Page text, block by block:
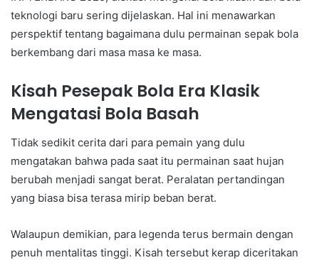
teknologi baru sering dijelaskan. Hal ini menawarkan
perspektif tentang bagaimana dulu permainan sepak bola
berkembang dari masa masa ke masa.
Kisah Pesepak Bola Era Klasik
Mengatasi Bola Basah
Tidak sedikit cerita dari para pemain yang dulu
mengatakan bahwa pada saat itu permainan saat hujan
berubah menjadi sangat berat. Peralatan pertandingan
yang biasa bisa terasa mirip beban berat.
Walaupun demikian, para legenda terus bermain dengan
penuh mentalitas tinggi. Kisah tersebut kerap diceritakan